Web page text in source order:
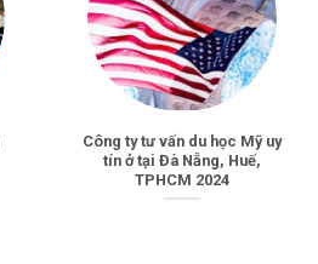
Công ty tư vấn du học Mỹ uy
tín ở tại Đà Nẵng, Huế,
TPHCM 2024